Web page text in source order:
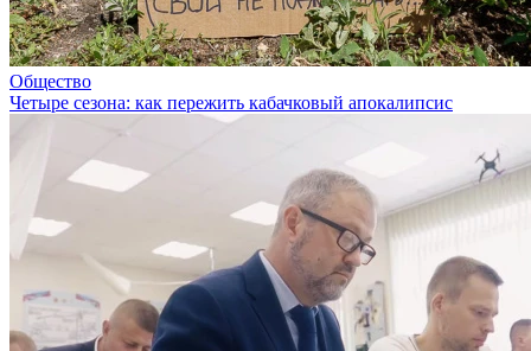
Общество
Четыре сезона: как пережить кабачковый апокалипсис